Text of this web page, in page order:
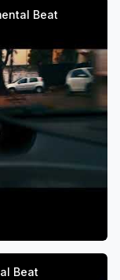
Beat
Beat